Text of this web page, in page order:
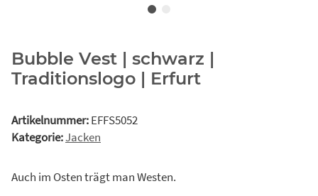
Bubble Vest | schwarz |
Traditionslogo | Erfurt
Artikelnummer:EFFS5052
Kategorie:Jacken
Auch im Osten trägt man Westen.